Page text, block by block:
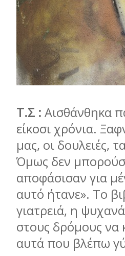
Τ.Σ : Αισθάνθηκα
είκοσι χρόνια.
μας, οι δουλειές,
Όμως δεν
αποφάσισαν για
αυτό ήτανε». Το
γιατρειά, η
στους δρόμους
αυτά που βλέπω